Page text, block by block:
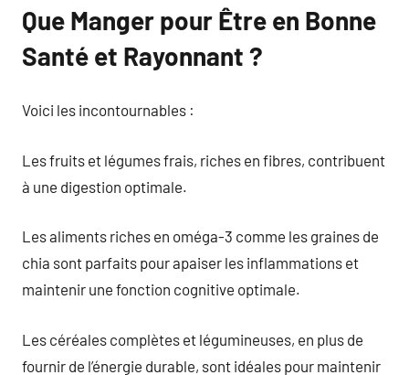
Que Manger pour Être en Bonne
Santé et Rayonnant ?
Voici les incontournables :
Les fruits et légumes frais, riches en fibres, contribuent
à une digestion optimale.
Les aliments riches en oméga-3 comme les graines de
chia sont parfaits pour apaiser les inflammations et
maintenir une fonction cognitive optimale.
Les céréales complètes et légumineuses, en plus de
fournir de l’énergie durable, sont idéales pour maintenir